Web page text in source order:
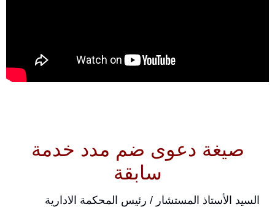
صيغة دعوى ضم مدد خدمة
سابقة
السيد الأستاذ المستشار / رئيس المحكمة الادارية